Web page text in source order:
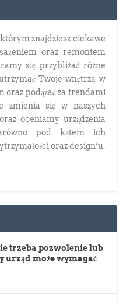
znajdziesz ciekawe
oraz remontem
się przybliżać różne
Twoje wnętrza w
podążać za trendami
zmienia się w naszych
oceniamy urządzenia
pod kątem ich
oraz design’u.
trzeba pozwolenie lub
urząd może wymagać